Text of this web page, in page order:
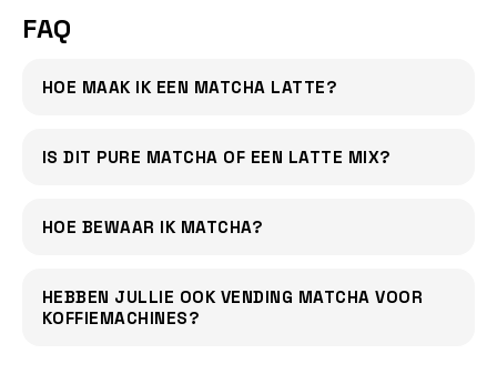
FAQ
HOE MAAK IK EEN MATCHA LATTE?
IS DIT PURE MATCHA OF EEN LATTE MIX?
HOE BEWAAR IK MATCHA?
HEBBEN JULLIE OOK VENDING MATCHA VOOR
KOFFIEMACHINES?